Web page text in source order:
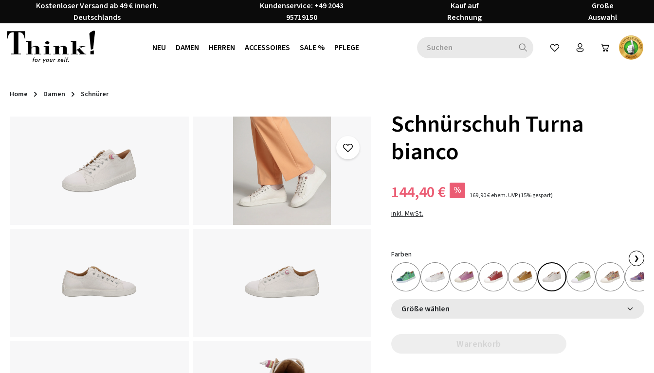
Hauptinhalt springen
Zur Suche springen
Zur Hauptnavigation springen
Kostenloser Versand ab 49 € innerh.
Deutschlands
Kundenservice: +49 2043
95719150
Kauf auf
Rechnung
Große
Auswahl
NEU DAMEN HERREN ACCESSOIRES SALE % PFLEGE Du hast 0 Produkte auf dem
Home Damen Schnürer
Schnürschuh Turna
bianco
144,40 € % 169,90 €ehem. UVP(15% gespart)
inkl. MwSt.
Farben ❯
Größe wählen
Warenkorb